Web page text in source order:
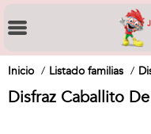
Inicio Listado familias
Disfraz Caballito